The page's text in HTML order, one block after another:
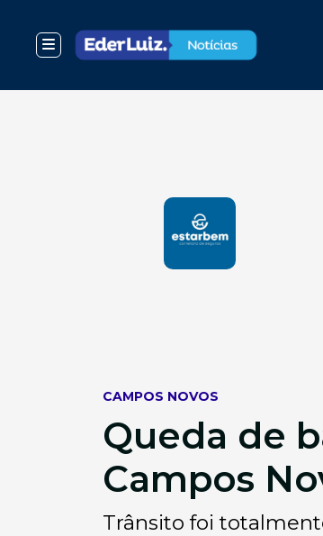
CAMPOS NOVOS
Queda de
Campos
Trânsito foi